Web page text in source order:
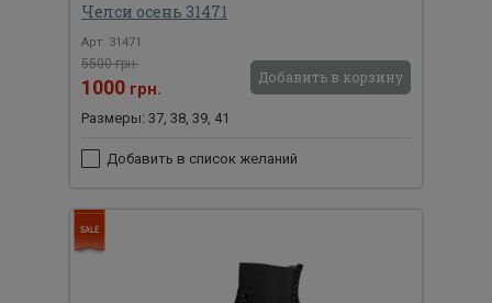
Челси осень 31471
Арт: 31471
5500 грн.
1000 грн.
Добавить в корзину
Размеры: 37, 38, 39, 41
Добавить в список желаний